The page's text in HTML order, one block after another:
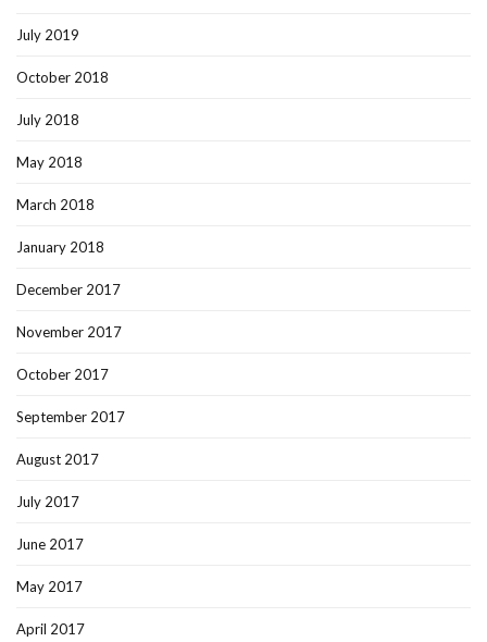
July 2019
October 2018
July 2018
May 2018
March 2018
January 2018
December 2017
November 2017
October 2017
September 2017
August 2017
July 2017
June 2017
May 2017
April 2017